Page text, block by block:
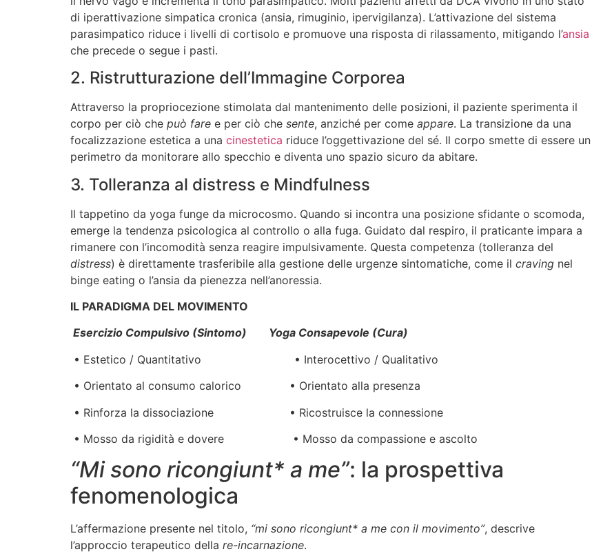
di iperattivazione simpatica cronica (ansia, rimuginio, ipervigilanza). L’attivazione del sistema
parasimpatico riduce i livelli di cortisolo e promuove una risposta di rilassamento, mitigando l’ansia
che precede o segue i pasti.
2. Ristrutturazione dell’Immagine Corporea
Attraverso la propriocezione stimolata dal mantenimento delle posizioni, il paziente sperimenta il
corpo per ciò che può fare e per ciò che sente, anziché per come appare. La transizione da una
focalizzazione estetica a una cinestetica riduce l’oggettivazione del sé. Il corpo smette di essere un
perimetro da monitorare allo specchio e diventa uno spazio sicuro da abitare.
3. Tolleranza al distress e Mindfulness
Il tappetino da yoga funge da microcosmo. Quando si incontra una posizione sfidante o scomoda,
emerge la tendenza psicologica al controllo o alla fuga. Guidato dal respiro, il praticante impara a
rimanere con l’incomodità senza reagire impulsivamente. Questa competenza (tolleranza del
distress) è direttamente trasferibile alla gestione delle urgenze sintomatiche, come il craving nel
binge eating o l’ansia da pienezza nell’anoressia.
IL PARADIGMA DEL MOVIMENTO
Esercizio Compulsivo (Sintomo) Yoga Consapevole (Cura)
• Estetico / Quantitativo • Interocettivo / Qualitativo
• Orientato al consumo calorico • Orientato alla presenza
• Rinforza la dissociazione • Ricostruisce la connessione
• Mosso da rigidità e dovere • Mosso da compassione e ascolto
“Mi sono ricongiunt* a me”: la prospettiva
fenomenologica
L’affermazione presente nel titolo, “mi sono ricongiunt* a me con il movimento”, descrive
l’approccio terapeutico della re-incarnazione.